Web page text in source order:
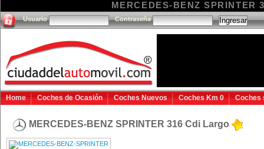
MERCEDES-BENZ
Usuario Contraseña
Home Coches de Ocasión Coches Nuevos Coches Km 0 Coches
MERCEDES-BENZ SPRINTER 316 Cdi Largo